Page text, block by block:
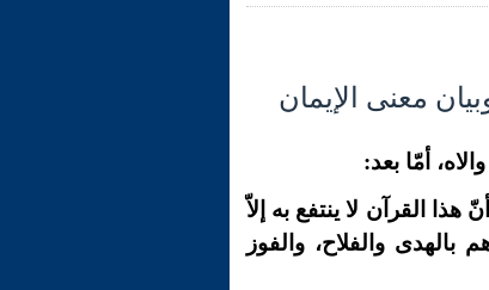
أمّا بعد:
القرآن لا ينتفع به إلاّ
والفلاح، والفوز